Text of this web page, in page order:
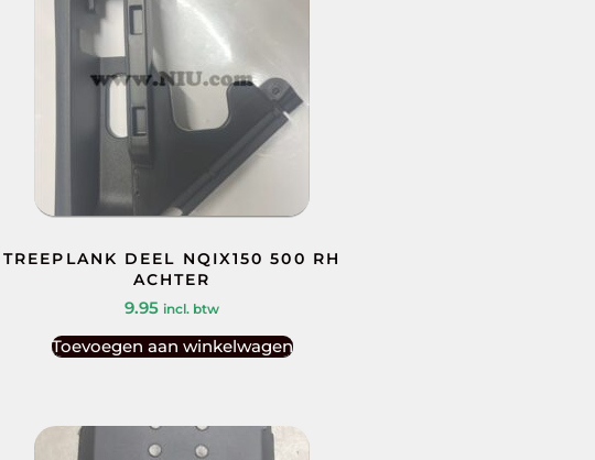
TREEPLANK DEEL NQIX150 500 RH
ACHTER
9.95 incl. btw
Toevoegen aan winkelwagen